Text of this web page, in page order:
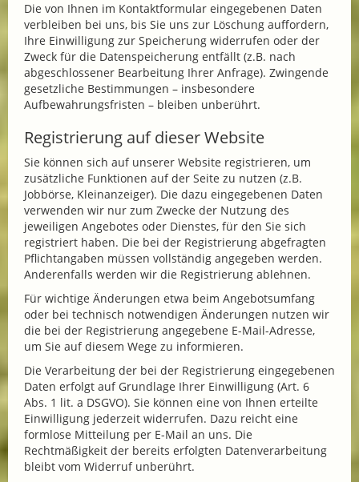
Die von Ihnen im Kontaktformular eingegebenen Daten
verbleiben bei uns, bis Sie uns zur Löschung auffordern,
Ihre Einwilligung zur Speicherung widerrufen oder der
Zweck für die Datenspeicherung entfällt (z.B. nach
abgeschlossener Bearbeitung Ihrer Anfrage). Zwingende
gesetzliche Bestimmungen – insbesondere
Aufbewahrungsfristen – bleiben unberührt.
Registrierung auf dieser Website
Sie können sich auf unserer Website registrieren, um
zusätzliche Funktionen auf der Seite zu nutzen (z.B.
Jobbörse, Kleinanzeiger). Die dazu eingegebenen Daten
verwenden wir nur zum Zwecke der Nutzung des
jeweiligen Angebotes oder Dienstes, für den Sie sich
registriert haben. Die bei der Registrierung abgefragten
Pflichtangaben müssen vollständig angegeben werden.
Anderenfalls werden wir die Registrierung ablehnen.
Für wichtige Änderungen etwa beim Angebotsumfang
oder bei technisch notwendigen Änderungen nutzen wir
die bei der Registrierung angegebene E-Mail-Adresse,
um Sie auf diesem Wege zu informieren.
Die Verarbeitung der bei der Registrierung eingegebenen
Daten erfolgt auf Grundlage Ihrer Einwilligung (Art. 6
Abs. 1 lit. a DSGVO). Sie können eine von Ihnen erteilte
Einwilligung jederzeit widerrufen. Dazu reicht eine
formlose Mitteilung per E-Mail an uns. Die
Rechtmäßigkeit der bereits erfolgten Datenverarbeitung
bleibt vom Widerruf unberührt.